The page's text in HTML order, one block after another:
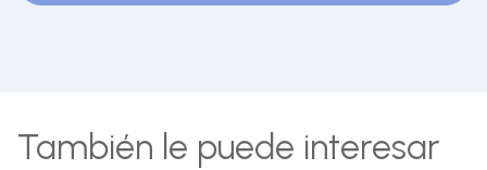
También le puede interesar